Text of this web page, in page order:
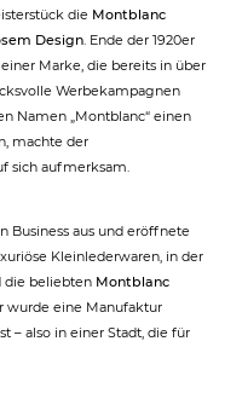
die Montblanc
Design. Ende der 1920er
Marke, die bereits in über
Werbekampagnen
Namen „Montblanc“ einen
machte der
sich aufmerksam.
Business aus und eröffnete
Kleinlederwaren, in der
die beliebten Montblanc
wurde eine Manufaktur
– also in einer Stadt, die für